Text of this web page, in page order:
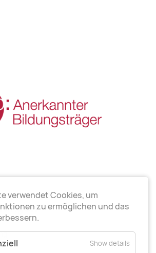
verwendet Cookies, um
zu ermöglichen und das
Show details